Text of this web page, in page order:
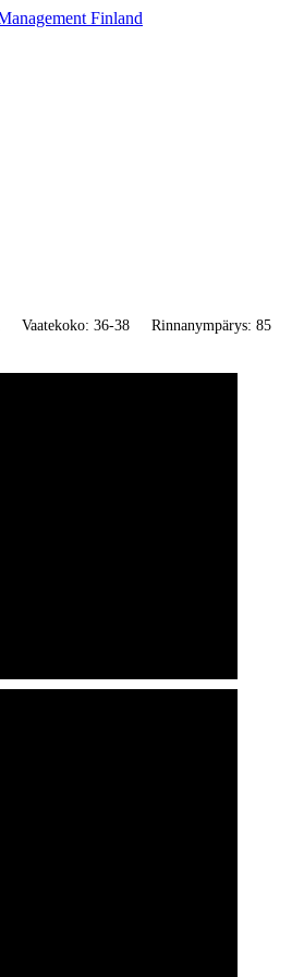
Vaatekoko: 36-38 Rinnanympärys: 85